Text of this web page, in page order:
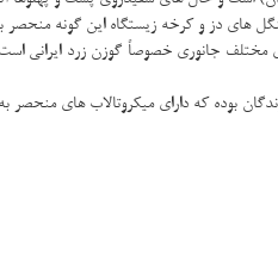
های دز و كرخه زیستگاه این گونه منحصر
كه دارای میكروتالاب های منحصر به